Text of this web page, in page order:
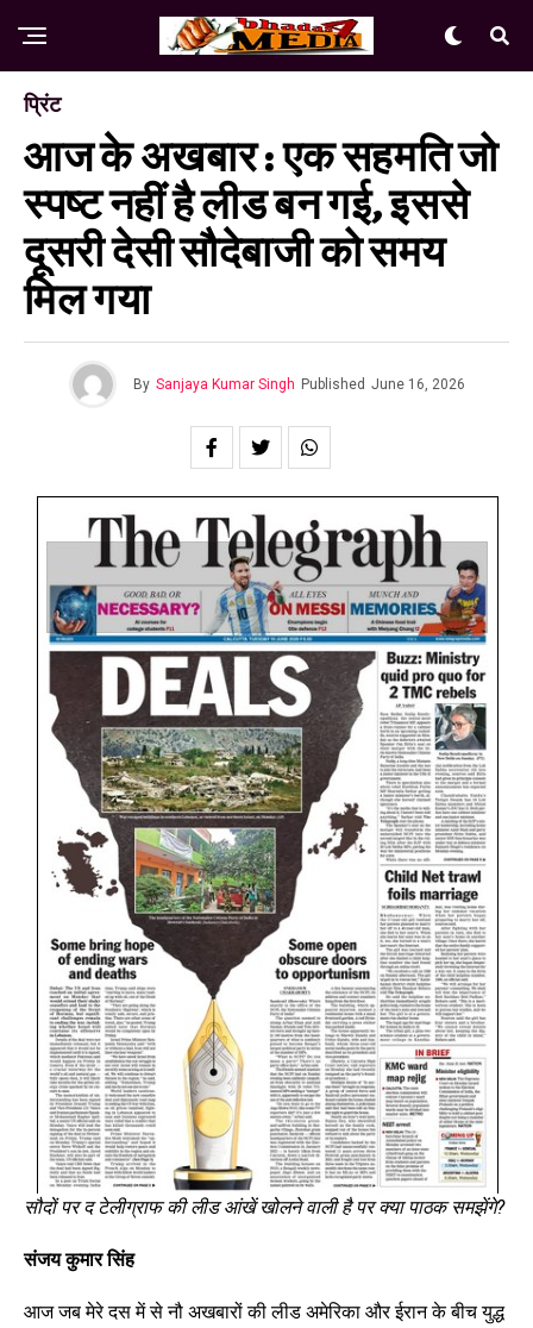
प्रिंट
आज के अखबार : एक सहमति जो
स्पष्ट नहीं है लीड बन गई, इससे
दूसरी देसी सौदेबाजी को समय
मिल गया
By Sanjaya Kumar Singh Published June 16, 2026
सौदों पर द टेलीग्राफ की लीड आंखें खोलने वाली है पर क्या पाठक समझेंगे?
संजय कुमार सिंह
आज जब मेरे दस में से नौ अखबारों की लीड अमेरिका और ईरान के बीच युद्ध